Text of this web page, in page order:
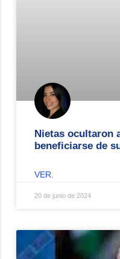
Nietas ocultaron
beneficiarse de
VER.
20 de junio de 2024